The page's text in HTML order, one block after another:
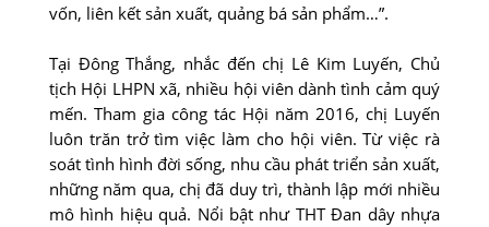
vốn, liên kết sản xuất, quảng bá sản phẩm…”.
Tại Ðông Thắng, nhắc đến chị Lê Kim Luyến, Chủ
tịch Hội LHPN xã, nhiều hội viên dành tình cảm quý
mến. Tham gia công tác Hội năm 2016, chị Luyến
luôn trăn trở tìm việc làm cho hội viên. Từ việc rà
soát tình hình đời sống, nhu cầu phát triển sản xuất,
những năm qua, chị đã duy trì, thành lập mới nhiều
mô hình hiệu quả. Nổi bật như THT Ðan dây nhựa